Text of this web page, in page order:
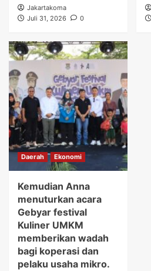
Jakartakoma
Juli 31, 2026
0
Daerah Ekonomi
Kemudian Anna
menuturkan acara
Gebyar festival
Kuliner UMKM
memberikan wadah
bagi koperasi dan
pelaku usaha mikro.